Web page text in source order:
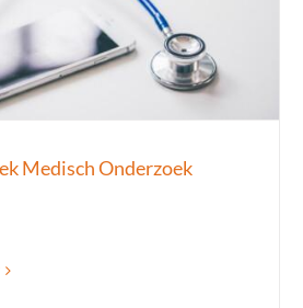
Medisch Onderzoek
Buitenland Keuringen Keuringen